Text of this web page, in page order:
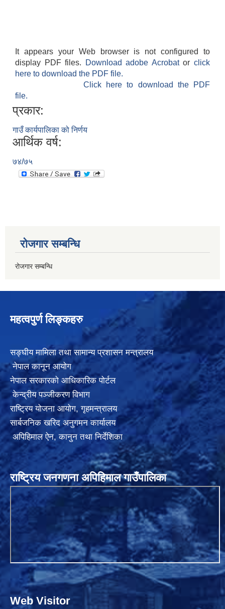
It appears your Web browser is not configured to
display PDF files.
Download adobe Acrobatorclick
here to download the PDF file.
Click here to download the PDF
file.
प्रकार:
गाउँ कार्यपालिका को निर्णय
आर्थिक वर्ष:
७४/७५
रोजगार सम्बन्धि
रोजगार सम्बन्धि
महत्वपुर्ण लिङ्कहरु
सङ्घीय मामिला तथा सामान्य प्रशासन मन्त्रालय
नेपाल कानून आयोग
नेपाल सरकारको आधिकारिक पोर्टल
केन्द्रीय पञ्जीकरण विभाग
राष्ट्रिय योजना आयोग,गृहमन्त्रालय
सार्बजनिक खरिद अनुगमन कार्यालय
अपिहिमाल ऐन, कानुन तथा निर्देशिका
राष्ट्रिय जनगणना अपिहिमाल गाउँपालिका
Web Visitor